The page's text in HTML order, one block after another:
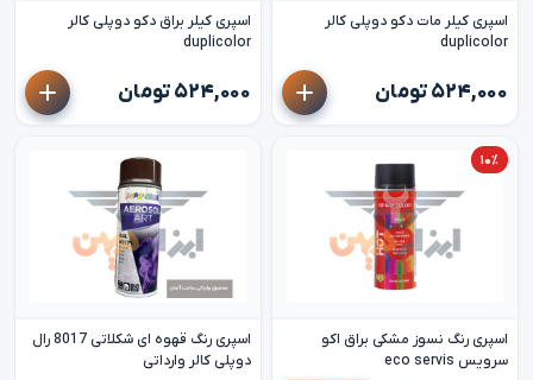
اسپری کیلر مات دکو دوپلی کالر
duplicolor
۵۲۴,۰۰۰ تومان
اسپری کیلر براق دکو دوپلی کالر
duplicolor
۵۲۴,۰۰۰ تومان
۱۰٪
اسپری رنگ نسوز مشکی براق اکو
سرویس eco servis
اسپری رنگ قهوه ای شکلاتی 8017 رال
دوپلی کالر وارداتی